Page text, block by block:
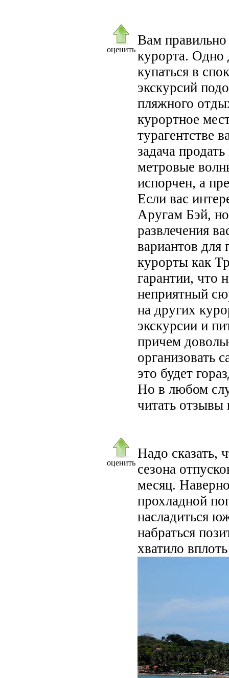
оценить
Вам
курорта. Одно
купаться в
экскурсий
пляжного
курортное
турагентстве
задача
метровые
испорчен, а
Если вас
Аругам Бэй,
развлечения
вариантов для
курорты как
гарантии, что
неприятный
на других
экскурсии и
причем
организовать
это будет
Но в любом
читать отзывы
оценить
Надо сказать,
сезона
месяц.
прохладной
насладиться
набраться
хватило